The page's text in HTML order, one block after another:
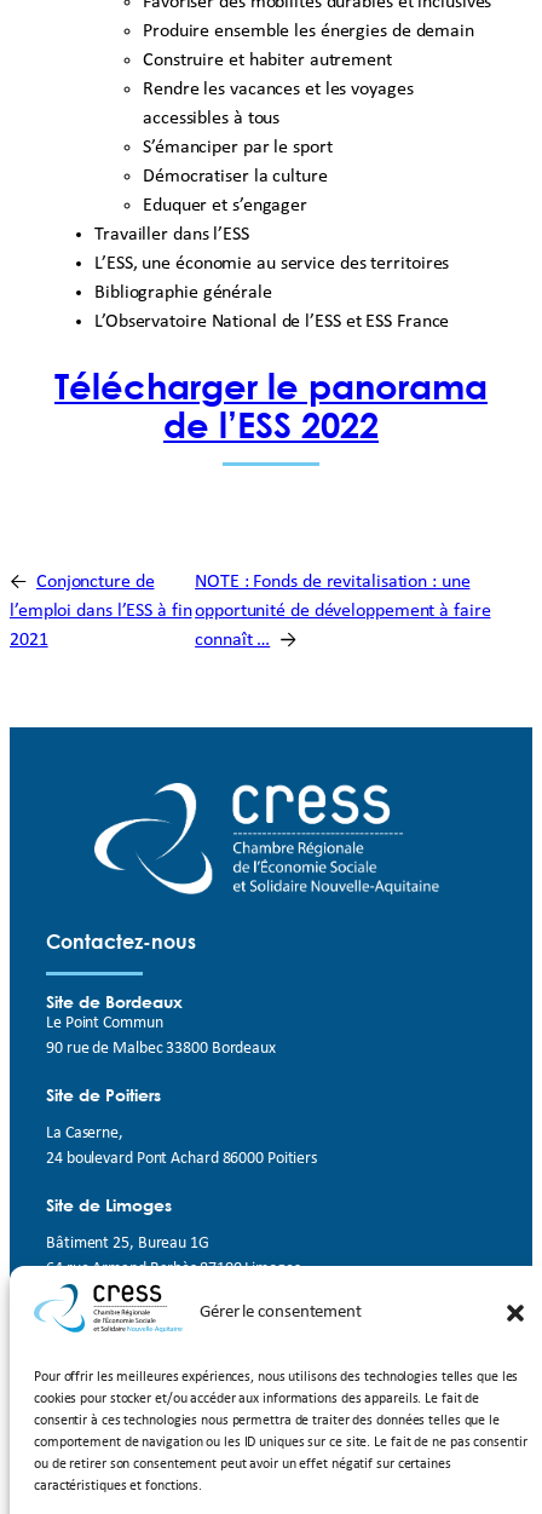
Gérer le consentement
Pour offrir les meilleures expériences, nous utilisons des technologies telles que les
cookies pour stocker et/ou accéder aux informations des appareils. Le fait de
consentir à ces technologies nous permettra de traiter des données telles que le
comportement de navigation ou les ID uniques sur ce site. Le fait de ne pas consentir
ou de retirer son consentement peut avoir un effet négatif sur certaines
caractéristiques et fonctions.
Produire ensemble les énergies de demain
Construire et habiter autrement
Rendre les vacances et les voyages
accessibles à tous
S’émanciper par le sport
Démocratiser la culture
Eduquer et s’engager
Travailler dans l’ESS
L’ESS, une économie au service des territoires
Bibliographie générale
L’Observatoire National de l’ESS et ESS France
Télécharger le panorama
de l’ESS 2022
← Conjoncture de
l’emploi dans l’ESS à fin
2021
NOTE : Fonds de revitalisation : une
opportunité de développement à faire
connaît …
→
Contactez-nous
Site de Bordeaux
Le Point Commun
90 rue de Malbec 33800 Bordeaux
Site de Poitiers
La Caserne,
24 boulevard Pont Achard 86000 Poitiers
Site de Limoges
Bâtiment 25, Bureau 1G
64 rue Armand Barbès 87100 Limoges
Contact
LinkedIn Facebook YouTube
Inscrivez-vous à notre newsletter